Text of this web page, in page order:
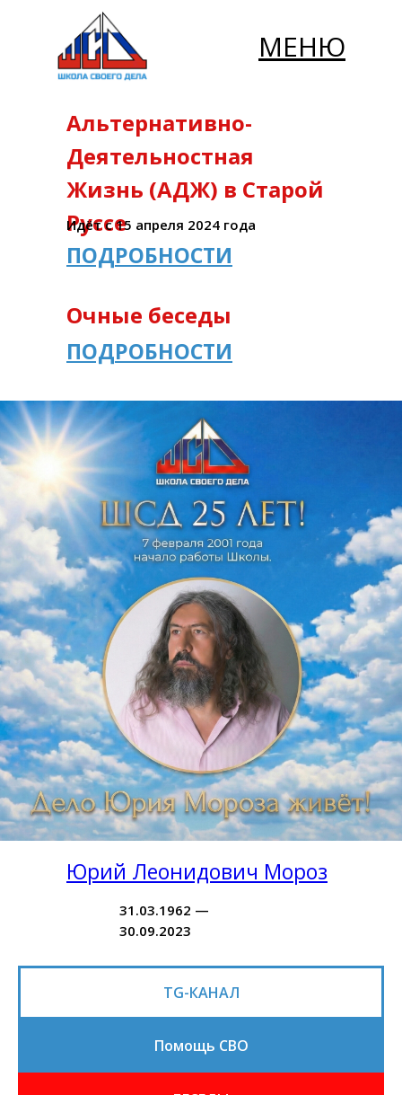
МЕНЮ
ПОДРОБНОСТИ
Альтернативно-
Деятельностная
Жизнь (АДЖ) в Старой
Руссе
Идёт с 15 апреля 2024 года
ПОДРОБНОСТИ
Очные беседы
Юрий Леонидович Мороз
31.03.1962 —
30.09.2023
TG-КАНАЛ
Помощь СВО